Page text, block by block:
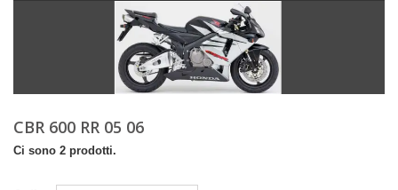
CBR 600 RR 05 06
Ci sono 2 prodotti.